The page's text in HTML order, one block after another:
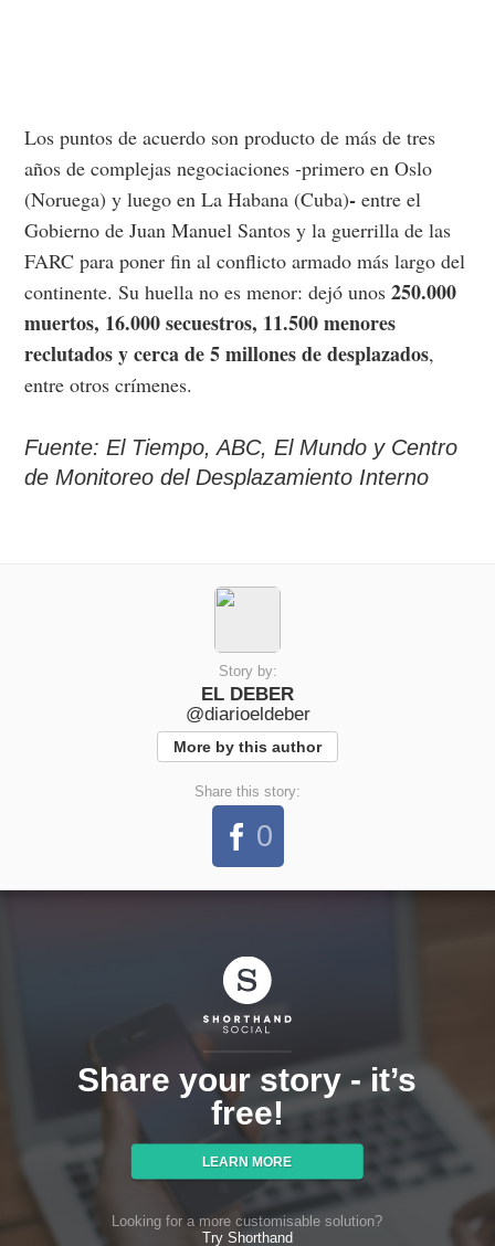
Los puntos de acuerdo son producto de más de tres
años de complejas negociaciones -primero en Oslo
(Noruega) y luego en La Habana (Cuba)- entre el
Gobierno de Juan Manuel Santos y la guerrilla de las
FARC para poner fin al conflicto armado más largo del
continente. Su huella no es menor: dejó unos250.000
muertos, 16.000 secuestros, 11.500 menores
reclutados y cerca de 5 millones de desplazados,
entre otros crímenes.
Fuente: El Tiempo, ABC, El Mundo y Centro
de Monitoreo del Desplazamiento Interno
Story by:
EL DEBER
@diarioeldeber
More by this author
Share this story:
0
Share your story - it’s
free!
LEARN MORE
Looking for a more customisable solution?
Try Shorthand